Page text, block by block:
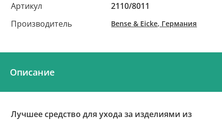
Артикул
2110/8011
Производитель
Bense & Eicke, Германия
Описание
Лучшее средство для ухода за изделиями из